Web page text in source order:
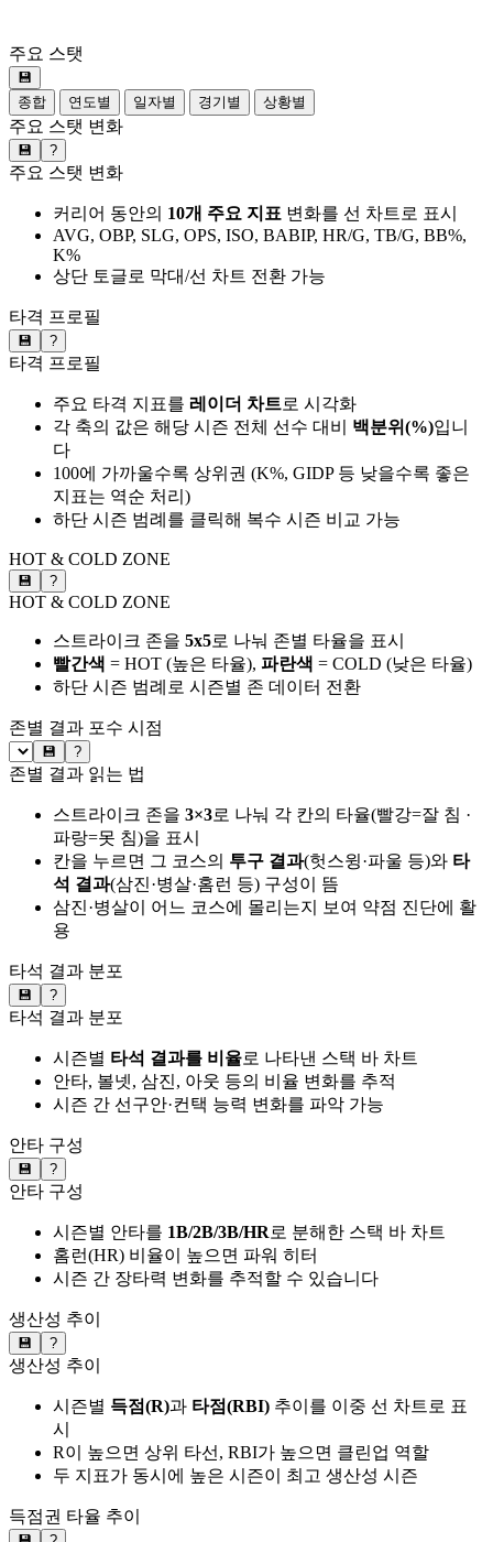
주요 스탯
💾
종합
연도별 일자별 경기별 상황별
주요 스탯 변화
💾 ?
주요 스탯 변화
커리어 동안의 10개 주요 지표 변화를 선 차트로 표시
AVG, OBP, SLG, OPS, ISO, BABIP, HR/G, TB/G, BB%,
K%
상단 토글로 막대/선 차트 전환 가능
타격 프로필
💾 ?
타격 프로필
주요 타격 지표를 레이더 차트로 시각화
각 축의 값은 해당 시즌 전체 선수 대비 백분위(%)입니
다
100에 가까울수록 상위권 (K%, GIDP 등 낮을수록 좋은
지표는 역순 처리)
하단 시즌 범례를 클릭해 복수 시즌 비교 가능
HOT & COLD ZONE
💾 ?
HOT & COLD ZONE
스트라이크 존을 5x5로 나눠 존별 타율을 표시
빨간색 = HOT (높은 타율), 파란색 = COLD (낮은 타율)
하단 시즌 범례로 시즌별 존 데이터 전환
존별 결과 포수 시점
💾 ?
존별 결과 읽는 법
스트라이크 존을 3×3로 나눠 각 칸의 타율(빨강=잘 침 ·
파랑=못 침)을 표시
칸을 누르면 그 코스의 투구 결과(헛스윙·파울 등)와 타
석 결과(삼진·병살·홈런 등) 구성이 뜸
삼진·병살이 어느 코스에 몰리는지 보여 약점 진단에 활
용
타석 결과 분포
💾 ?
타석 결과 분포
시즌별 타석 결과를 비율로 나타낸 스택 바 차트
안타, 볼넷, 삼진, 아웃 등의 비율 변화를 추적
시즌 간 선구안·컨택 능력 변화를 파악 가능
안타 구성
💾 ?
안타 구성
시즌별 안타를 1B/2B/3B/HR로 분해한 스택 바 차트
홈런(HR) 비율이 높으면 파워 히터
시즌 간 장타력 변화를 추적할 수 있습니다
생산성 추이
💾 ?
생산성 추이
시즌별 득점(R)과 타점(RBI) 추이를 이중 선 차트로 표
시
R이 높으면 상위 타선, RBI가 높으면 클린업 역할
두 지표가 동시에 높은 시즌이 최고 생산성 시즌
득점권 타율 추이